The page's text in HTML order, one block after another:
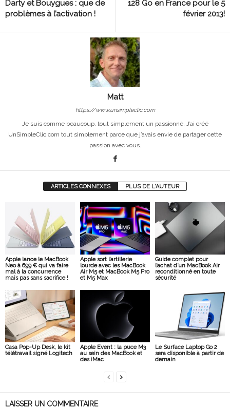
Darty et Bouygues : que de
problèmes à l’activation !
128 Go en France pour le 5
février 2013!
Matt
https://www.unsimpleclic.com
Je suis comme beaucoup, tout simplement un passionné. J’ai créé
UnSimpleClic.com tout simplement parce que j’avais envie de partager cette
passion avec vous.
ARTICLES CONNEXES PLUS DE L'AUTEUR
Apple lance le MacBook
Neo à 699 € qui va faire
mal à la concurrence
mais pas sans sacrifice !
Apple sort l’artillerie
lourde avec les MacBook
Air M5 et MacBook M5 Pro
et M5 Max
Guide complet pour
l’achat d’un MacBook Air
reconditionné en toute
sécurité
Casa Pop-Up Desk, le kit
télétravail signé Logitech
Apple Event : la puce M3
au sein des MacBook et
des iMac
Le Surface Laptop Go 2
sera disponible à partir de
demain
LAISSER UN COMMENTAIRE